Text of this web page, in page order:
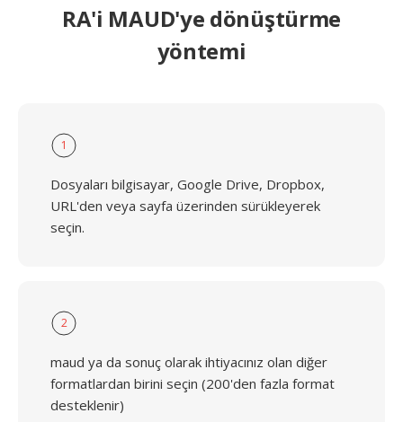
RA'i MAUD'ye dönüştürme
yöntemi
1
Dosyaları bilgisayar, Google Drive, Dropbox,
URL'den veya sayfa üzerinden sürükleyerek
seçin.
2
maud ya da sonuç olarak ihtiyacınız olan diğer
formatlardan birini seçin (200'den fazla format
desteklenir)